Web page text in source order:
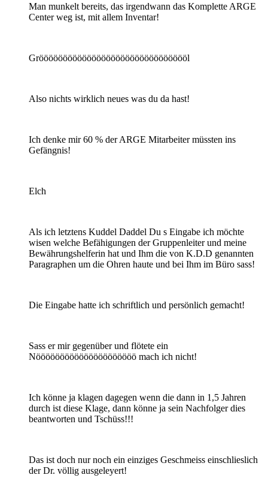
Man munkelt bereits, das irgendwann das Komplette ARGE
Center weg ist, mit allem Inventar!
Gröööööööööööööööööööööööööööööööl
Also nichts wirklich neues was du da hast!
Ich denke mir 60 % der ARGE Mitarbeiter müssten ins
Gefängnis!
Elch
Als ich letztens Kuddel Daddel Du s Eingabe ich möchte
wisen welche Befähigungen der Gruppenleiter und meine
Bewährungshelferin hat und Ihm die von K.D.D genannten
Paragraphen um die Ohren haute und bei Ihm im Büro sass!
Die Eingabe hatte ich schriftlich und persönlich gemacht!
Sass er mir gegenüber und flötete ein
Nööööööööööööööööööööö mach ich nicht!
Ich könne ja klagen dagegen wenn die dann in 1,5 Jahren
durch ist diese Klage, dann könne ja sein Nachfolger dies
beantworten und Tschüss!!!
Das ist doch nur noch ein einziges Geschmeiss einschlieslich
der Dr. völlig ausgeleyert!